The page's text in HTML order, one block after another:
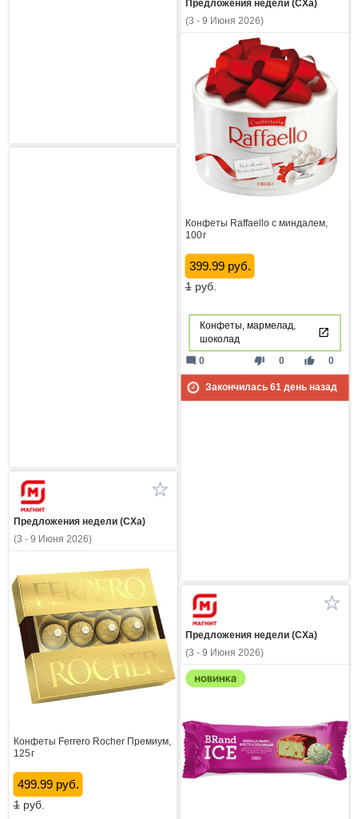
Предложения недели (СХа)
(3 - 9 Июня 2026)
Конфеты Raffaello с миндалем,
100 г
399.99 руб.
1руб.
Конфеты, мармелад,
шоколад
thumb_down 0 thumb_up 0
mode_comment 0
Закончилась 61день назад
Предложения недели (СХа)
(3 - 9 Июня 2026)
Конфеты Ferrero Rocher Премиум,
125 г
499.99 руб.
1руб.
Предложения недели (СХа)
(3 - 9 Июня 2026)